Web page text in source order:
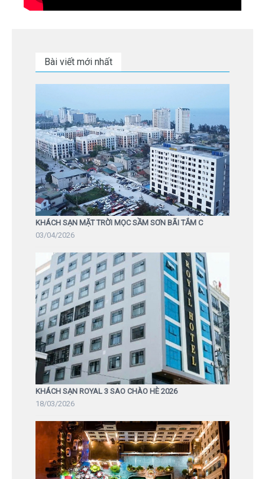
Bài viết mới nhất
KHÁCH SẠN MẶT TRỜI MỌC SẦM SƠN BÃI TẮM C
03/04/2026
KHÁCH SẠN ROYAL 3 SAO CHÀO HÈ 2026
18/03/2026